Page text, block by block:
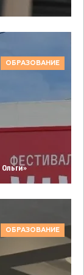
ОБРАЗОВАНИЕ
ОБРАЗОВАНИЕ